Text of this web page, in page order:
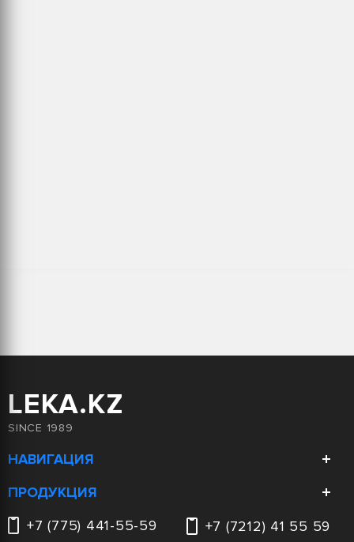
LEKA.KZ
SINCE 1989
НАВИГАЦИЯ
Компания
Услуги
ПРОДУКЦИЯ
Вентиляция
+7 (775) 441-55-59 +7 (7212) 41 55 59